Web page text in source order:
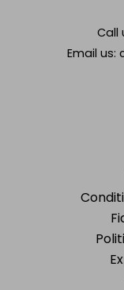
Call
Email us: